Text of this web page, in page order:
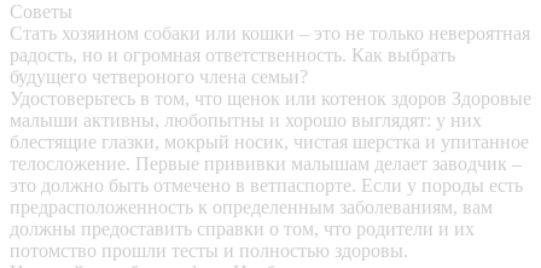
Советы
Стать хозяином собаки или кошки – это не только невероятная
радость, но и огромная ответственность. Как выбрать
будущего четвероного члена семьи?
Удостоверьтесь в том, что щенок или котенок здоров Здоровые
малыши активны, любопытны и хорошо выглядят: у них
блестящие глазки, мокрый носик, чистая шерстка и упитанное
телосложение. Первые прививки малышам делает заводчик –
это должно быть отмечено в ветпаспорте. Если у породы есть
предрасположенность к определенным заболеваниям, вам
должны предоставить справки о том, что родители и их
потомство прошли тесты и полностью здоровы.